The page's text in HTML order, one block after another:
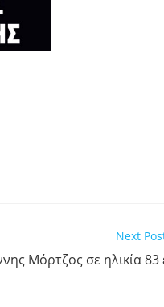
Next
Μόρτζος σε ηλικία 83